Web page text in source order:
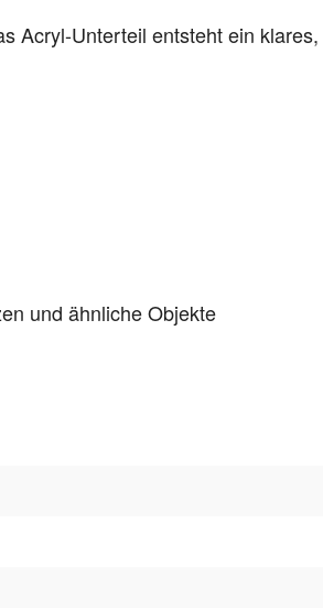
Unterteil entsteht ein
und ähnliche Objekte